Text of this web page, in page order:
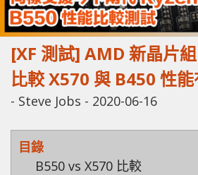
[XF 測試] AMD 新晶片
比較 X570 與 B450 性
- Steve Jobs - 2020-06-16
目錄
B550 vs X570 比較